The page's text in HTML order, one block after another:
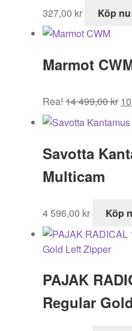
327,00 kr Köp nu
Marmot
Rea! 14 499,00kr
14
Savotta
Multicam
4 596,00 kr Köp
PAJAK
Regular